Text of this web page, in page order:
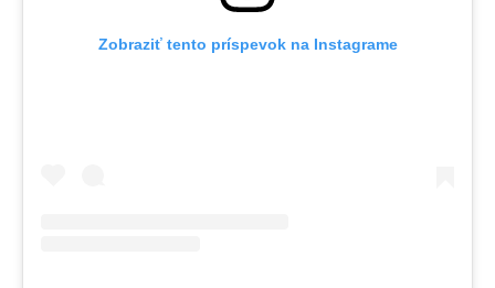
Zobraziť tento príspevok na Instagrame